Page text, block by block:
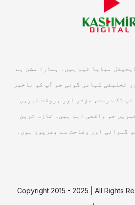
میڈیا ٹیم ہیں۔ ہمارا مشن ہے
تخلیقی کہانی گوئی جو آپ کو باخبر
تک درست، مؤثر اور بروقت خبریں
جو واقعی اہم ہیں۔ تازہ ترین
گہرائی اور وضاحت سے بھرپور ہوں۔
© Copyright 2015 - 2025 | All Rights